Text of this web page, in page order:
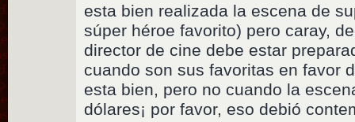
esta bien realizada la escena de
súper héroe favorito) pero caray,
director de cine debe estar
cuando son sus favoritas en favor
esta bien, pero no cuando la
dólares¡ por favor, eso debió